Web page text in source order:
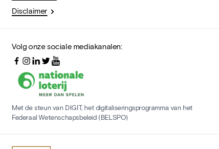
Disclaimer
Volg onze sociale mediakanalen:
Met de steun van DIGIT, het digitaliseringsprogramma van het
Federaal Wetenschapsbeleid (BELSPO)